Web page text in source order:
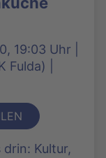
19:03 Uhr |
|
Kultur,